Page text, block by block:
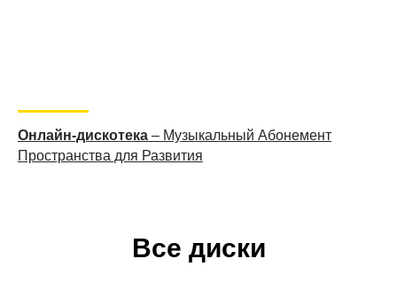
Онлайн-дискотека – Музыкальный Абонемент
Пространства для Развития
Все диски